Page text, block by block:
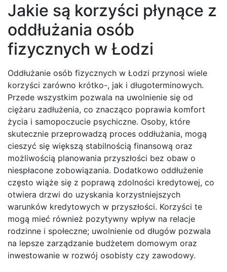
Jakie są korzyści płynące z
oddłużania osób
fizycznych w Łodzi
Oddłużanie osób fizycznych w Łodzi przynosi wiele
korzyści zarówno krótko-, jak i długoterminowych.
Przede wszystkim pozwala na uwolnienie się od
ciężaru zadłużenia, co znacząco poprawia komfort
życia i samopoczucie psychiczne. Osoby, które
skutecznie przeprowadzą proces oddłużania, mogą
cieszyć się większą stabilnością finansową oraz
możliwością planowania przyszłości bez obaw o
niespłacone zobowiązania. Dodatkowo oddłużenie
często wiąże się z poprawą zdolności kredytowej, co
otwiera drzwi do uzyskania korzystniejszych
warunków kredytowych w przyszłości. Korzyści te
mogą mieć również pozytywny wpływ na relacje
rodzinne i społeczne; uwolnienie od długów pozwala
na lepsze zarządzanie budżetem domowym oraz
inwestowanie w rozwój osobisty czy zawodowy.